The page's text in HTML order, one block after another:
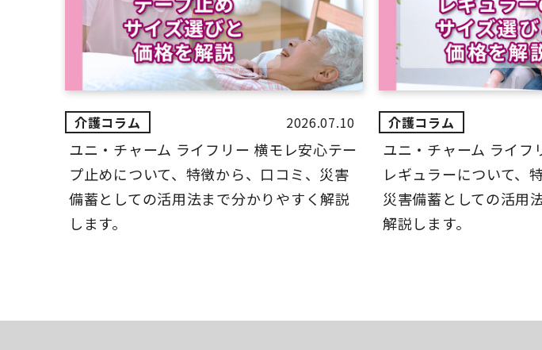
2026.07.10
ユニ・チャーム ライフリー 横モレ安心テー
プ止めについて、特徴から、口コミ、災害
備蓄としての活用法まで分かりやすく解説
します。
ユニ・チャーム ライフ
レギュラーについて、
災害備蓄としての活用
解説します。